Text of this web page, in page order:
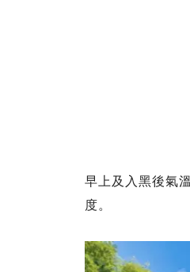
早上及入黑後氣
度。